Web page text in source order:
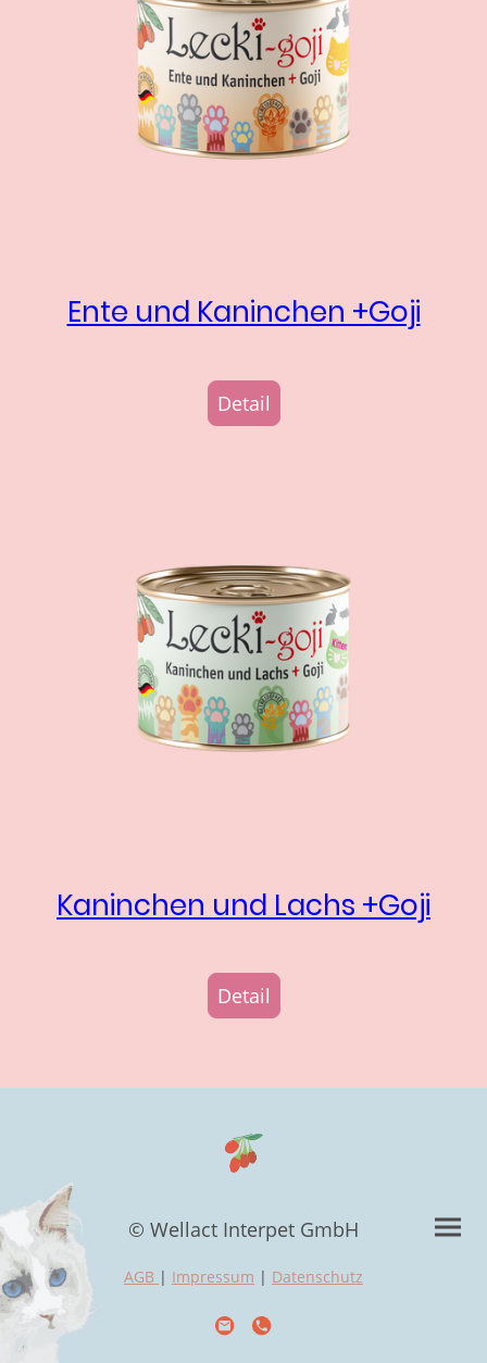
Ente und Kaninchen +Goji
Detail
Kaninchen und Lachs +Goji
Detail
© Wellact Interpet GmbH
AGB | Impressum | Datenschutz